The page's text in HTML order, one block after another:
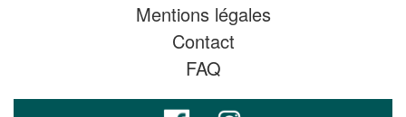
Mentions légales
Contact
FAQ